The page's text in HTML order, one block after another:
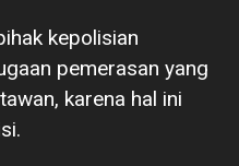
kepolisian
pemerasan yang
karena hal ini